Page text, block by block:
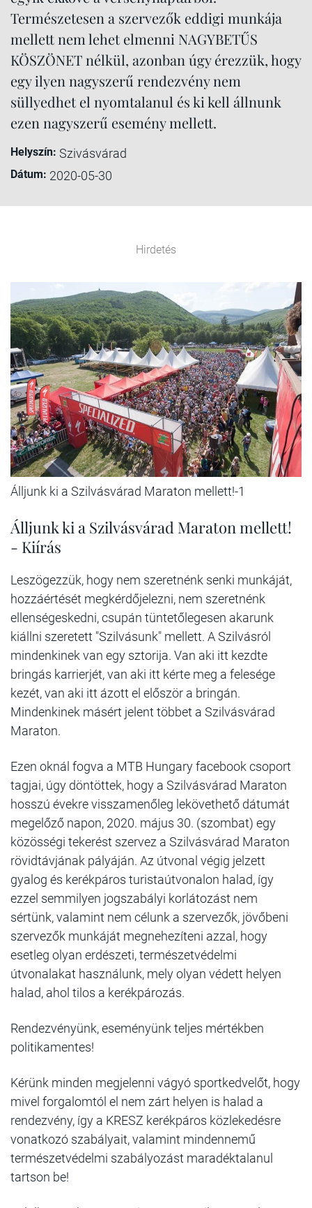
Természetesen a szervezők eddigi munkája
mellett nem lehet elmenni NAGYBETŰS
KÖSZÖNET nélkül, azonban úgy érezzük, hogy
egy ilyen nagyszerű rendezvény nem
süllyedhet el nyomtalanul és ki kell állnunk
ezen nagyszerű esemény mellett.
Helyszín: Szivásvárad
Dátum: 2020-05-30
Hirdetés
Álljunk ki a Szilvásvárad Maraton mellett!-1
Álljunk ki a Szilvásvárad Maraton mellett!
- Kiírás
Leszögezzük, hogy nem szeretnénk senki munkáját,
hozzáértését megkérdőjelezni, nem szeretnénk
ellenségeskedni, csupán tüntetőlegesen akarunk
kiállni szeretett "Szilvásunk" mellett. A Szilvásról
mindenkinek van egy sztorija. Van aki itt kezdte
bringás karrierjét, van aki itt kérte meg a felesége
kezét, van aki itt ázott el először a bringán.
Mindenkinek másért jelent többet a Szilvásvárad
Maraton.
Ezen oknál fogva a MTB Hungary facebook csoport
tagjai, úgy döntöttek, hogy a Szilvásvárad Maraton
hosszú évekre visszamenőleg lekövethető dátumát
megelőző napon, 2020. május 30. (szombat) egy
közösségi tekerést szervez a Szilvásvárad Maraton
rövidtávjának pályáján. Az útvonal végig jelzett
gyalog és kerékpáros turistaútvonalon halad, így
ezzel semmilyen jogszabályi korlátozást nem
sértünk, valamint nem célunk a szervezők, jövőbeni
szervezők munkáját megnehezíteni azzal, hogy
esetleg olyan erdészeti, természetvédelmi
útvonalakat használunk, mely olyan védett helyen
halad, ahol tilos a kerékpározás.
Rendezvényünk, eseményünk teljes mértékben
politikamentes!
Kérünk minden megjelenni vágyó sportkedvelőt, hogy
mivel forgalomtól el nem zárt helyen is halad a
rendezvény, így a KRESZ kerékpáros közlekedésre
vonatkozó szabályait, valamint mindennemű
természetvédelmi szabályozást maradéktalanul
tartson be!